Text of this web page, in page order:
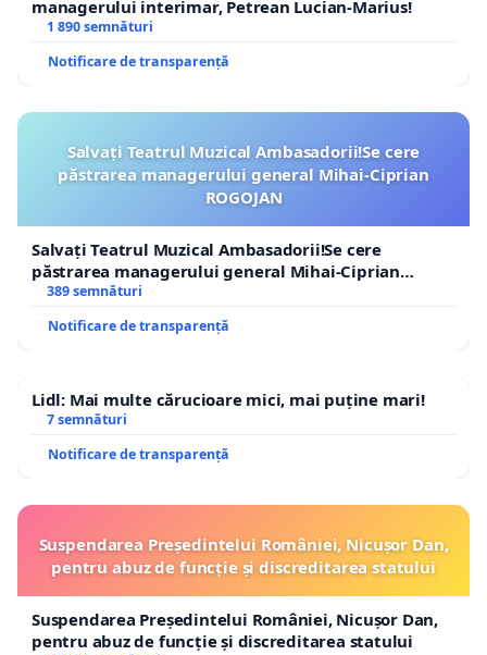
managerului interimar, Petrean Lucian-Marius!
1 890 semnături
Notificare de transparență
Salvați Teatrul Muzical Ambasadorii!Se cere
păstrarea managerului general Mihai-Ciprian
ROGOJAN
Salvați Teatrul Muzical Ambasadorii!Se cere
păstrarea managerului general Mihai-Ciprian
ROGOJAN
389 semnături
Notificare de transparență
Lidl: Mai multe cărucioare mici, mai puține mari!
7 semnături
Notificare de transparență
Suspendarea Președintelui României, Nicușor Dan,
pentru abuz de funcție și discreditarea statului
Suspendarea Președintelui României, Nicușor Dan,
pentru abuz de funcție și discreditarea statului